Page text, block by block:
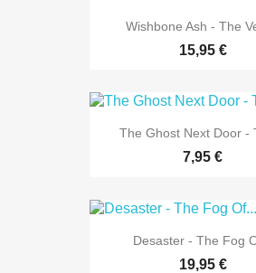
Wishbone Ash - The
15,95 €
The Ghost Next Door -
7,95 €
Desaster - The Fog
19,95 €